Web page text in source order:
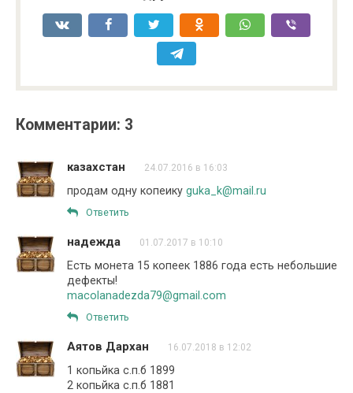
Комментарии: 3
казахстан 24.07.2016 в 16:03
продам одну копеику guka_k@mail.ru
Ответить
надежда 01.07.2017 в 10:10
Есть монета 15 копеек 1886 года есть небольшие
дефекты!
macolanadezda79@gmail.com
Ответить
Аятов Дархан 16.07.2018 в 12:02
1 копьйка с.п.б 1899
2 копьйка с.п.б 1881